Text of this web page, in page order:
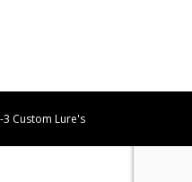
Custom Lure's